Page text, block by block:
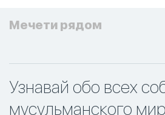
Мечети рядом
Узнавай обо всех
мусульманского